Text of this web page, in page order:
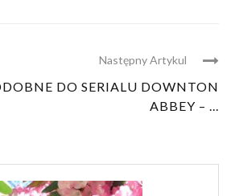
Następny Artykul
DO SERIALU DOWNTON
ABBEY – ...